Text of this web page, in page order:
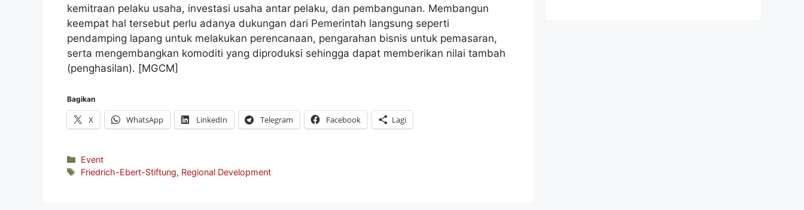
kemitraan pelaku usaha, investasi usaha antar pelaku, dan pembangunan. Membangun
keempat hal tersebut perlu adanya dukungan dari Pemerintah langsung seperti
pendamping lapang untuk melakukan perencanaan, pengarahan bisnis untuk pemasaran,
serta mengembangkan komoditi yang diproduksi sehingga dapat memberikan nilai tambah
(penghasilan). [MGCM]
Bagikan
X WhatsApp LinkedIn Telegram Facebook Lagi
Kategori
Event
Tag
Friedrich-Ebert-Stiftung, Regional Development